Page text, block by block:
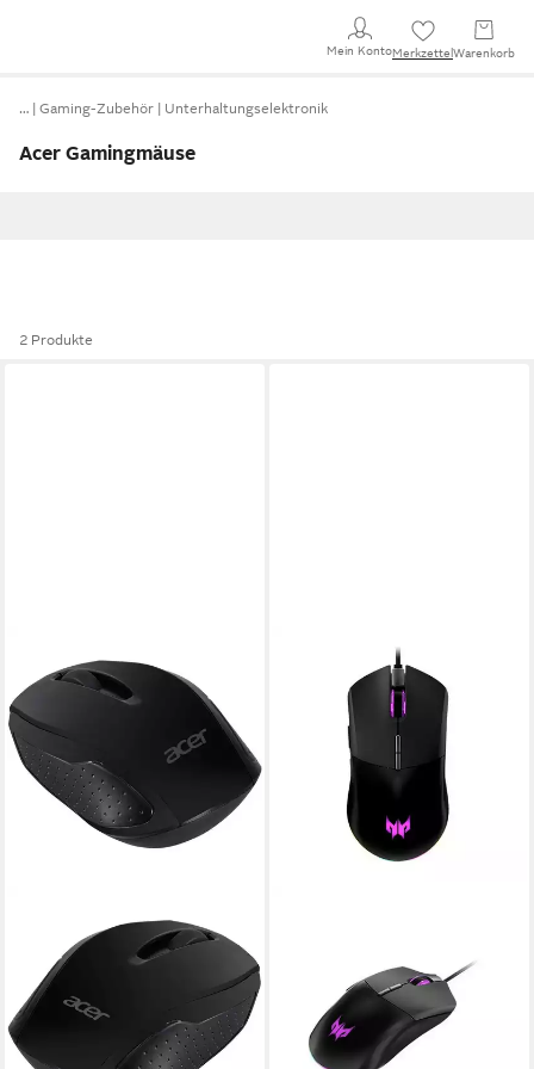
Mein KontoMerkzettel Warenkorb
… Gaming-Zubehör Unterhaltungselektronik
Acer Gamingmäuse
2 Produkte